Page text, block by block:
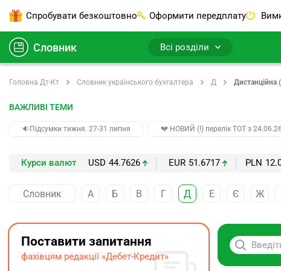
Спробувати безкоштовно Оформити передплату
Словник Всі розділи
Головна Дт-Кт Словник українського бухгалтера Д Дистанційна
ВАЖЛИВІ ТЕМИ
🔉Підсумки тижня. 27-31 липня 💔 НОВИЙ (!) перелік ТОТ з
Курси валют EUR 51.6717 PLN
USD 44.7626
Словник А Б В Г Д Е Є Ж
Поставити запитання
фахівцям редакції «Дебет-Кредит»